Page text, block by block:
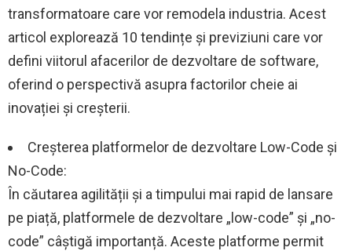
transformatoare care vor remodela industria. Acest
articol explorează 10 tendințe și previziuni care vor
defini viitorul afacerilor de dezvoltare de software,
oferind o perspectivă asupra factorilor cheie ai
inovației și creșterii.
Creșterea platformelor de dezvoltare Low-Code și
No-Code:
În căutarea agilității și a timpului mai rapid de lansare
pe piață, platformele de dezvoltare „low-code” și „no-
code” câștigă importanță. Aceste platforme permit